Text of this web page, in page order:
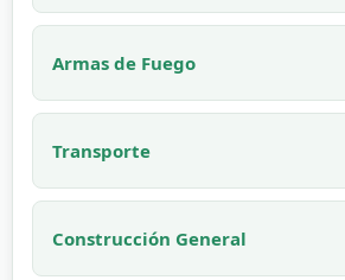
Armas de Fuego
Transporte
Construcción General